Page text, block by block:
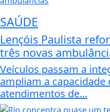
SAÚDE
Lençóis Paulista
três novas
Veículos passam a
ampliam a capacidade
atendimentos de...